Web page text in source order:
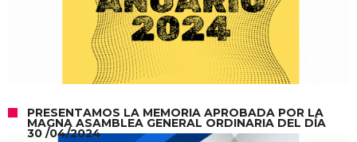
PRESENTAMOS LA MEMORIA APROBADA POR LA
MAGNA ASAMBLEA GENERAL ORDINARIA DEL DÍA
30 /04/2024